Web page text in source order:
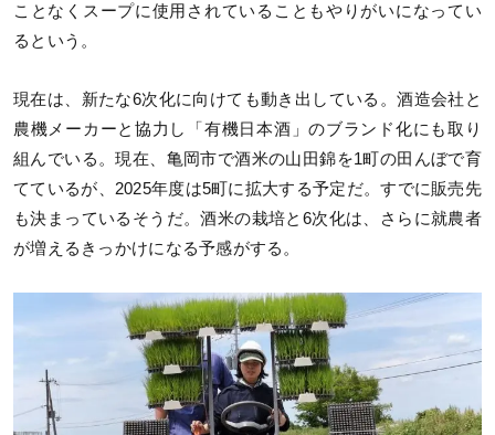
ことなくスープに使用されていることもやりがいになってい
るという。
現在は、新たな6次化に向けても動き出している。酒造会社と
農機メーカーと協力し「有機日本酒」のブランド化にも取り
組んでいる。現在、亀岡市で酒米の山田錦を1町の田んぼで育
てているが、2025年度は5町に拡大する予定だ。すでに販売先
も決まっているそうだ。酒米の栽培と6次化は、さらに就農者
が増えるきっかけになる予感がする。